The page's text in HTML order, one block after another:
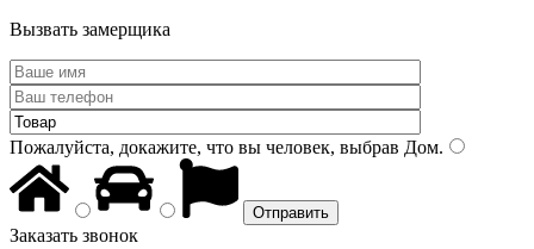
Вызвать замерщика
Пожалуйста, докажите, что вы человек, выбрав Дом.
Заказать звонок